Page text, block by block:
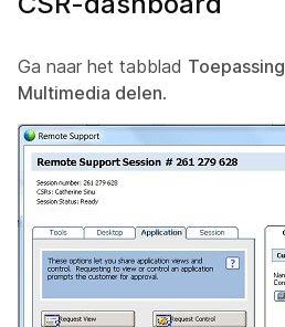
Ga naar het tabblad Toepassing
Multimedia delen.